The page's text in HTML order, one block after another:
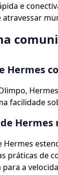
e
atravessar
Hermes
facilidade
Hermes
Hermes
práticas de
a